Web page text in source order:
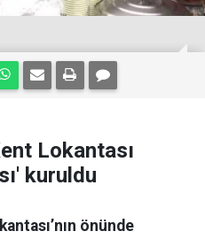
Lokantası
kuruldu
önünde